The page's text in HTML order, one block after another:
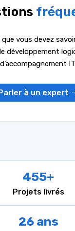
vous devez
développement
d’accompagnement
à un expert
455+
Projets livrés
26 ans